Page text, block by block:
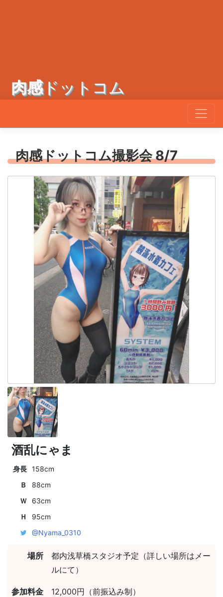
肉感ドットコム
肉感ドットコム撮影会 8/7
酒乱にゃま
身長 158cm
Ｂ
88cm
Ｗ
63cm
Ｈ
95cm
@Nyama_0310
場所
都内浅草橋スタジオ予定（詳しい場所はメー
ルにて）
参加料金 12,000円（前振込み制）